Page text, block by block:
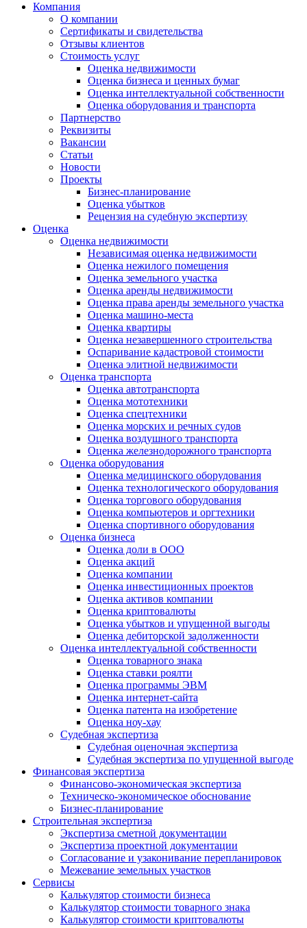
Компания
О компании
Сертификаты и свидетельства
Отзывы клиентов
Стоимость услуг
Оценка недвижимости
Оценка бизнеса и ценных бумаг
Оценка интеллектуальной собственности
Оценка оборудования и транспорта
Партнерство
Реквизиты
Вакансии
Статьи
Новости
Проекты
Бизнес-планирование
Оценка убытков
Рецензия на судебную экспертизу
Оценка
Оценка недвижимости
Независимая оценка недвижимости
Оценка нежилого помещения
Оценка земельного участка
Оценка аренды недвижимости
Оценка права аренды земельного участка
Оценка машино-места
Оценка квартиры
Оценка незавершенного строительства
Оспаривание кадастровой стоимости
Оценка элитной недвижимости
Оценка транспорта
Оценка автотранспорта
Оценка мототехники
Оценка спецтехники
Оценка морских и речных судов
Оценка воздушного транспорта
Оценка железнодорожного транспорта
Оценка оборудования
Оценка медицинского оборудования
Оценка технологического оборудования
Оценка торгового оборудования
Оценка компьютеров и оргтехники
Оценка спортивного оборудования
Оценка бизнеса
Оценка доли в ООО
Оценка акций
Оценка компании
Оценка инвестиционных проектов
Оценка активов компании
Оценка криптовалюты
Оценка убытков и упущенной выгоды
Оценка дебиторской задолженности
Оценка интеллектуальной собственности
Оценка товарного знака
Оценка ставки роялти
Оценка программы ЭВМ
Оценка интернет-сайта
Оценка патента на изобретение
Оценка ноу-хау
Судебная экспертиза
Судебная оценочная экспертиза
Судебная экспертиза по упущенной выгоде
Финансовая экспертиза
Финансово-экономическая экспертиза
Техническо-экономическое обоснование
Бизнес-планирование
Строительная экспертиза
Экспертиза сметной документации
Экспертиза проектной документации
Согласование и узаконивание перепланировок
Межевание земельных участков
Сервисы
Калькулятор стоимости бизнеса
Калькулятор стоимости товарного знака
Калькулятор стоимости криптовалюты